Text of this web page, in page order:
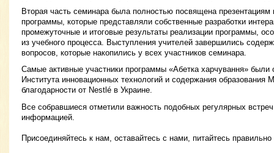
Вторая часть семинара была полностью посвящена презентациям
программы, которые представляли собственные разработки
промежуточные и итоговые результаты реализации программы,
из учебного процесса. Выступления учителей завершились
вопросов, которые накопились у всех участников семинара.
Самые активные участники программы «Абетка харчування» были
Института инновационных технологий и содержания
благодарности от Nestlé в Украине.
Все собравшиеся отметили важность подобных регулярных
информацией.
Присоединяйтесь к нам, оставайтесь с нами, питайтесь